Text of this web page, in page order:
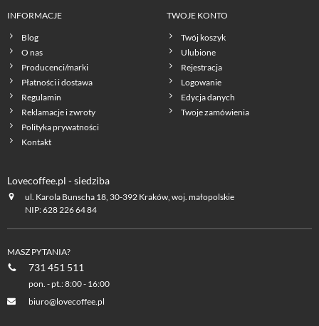
INFORMACJE
Blog
O nas
Producenci/marki
Płatności i dostawa
Regulamin
Reklamacje i zwroty
Polityka prywatności
Kontakt
TWOJE KONTO
Twój koszyk
Ulubione
Rejestracja
Logowanie
Edycja danych
Twoje zamówienia
Lovecoffee.pl - siedziba
ul. Karola Bunscha 18, 30-392 Kraków, woj. małopolskie
NIP: 628 226 64 84
MASZ PYTANIA?
731 451 511
pon. - pt.: 8:00 - 16:00
biuro@lovecoffee.pl